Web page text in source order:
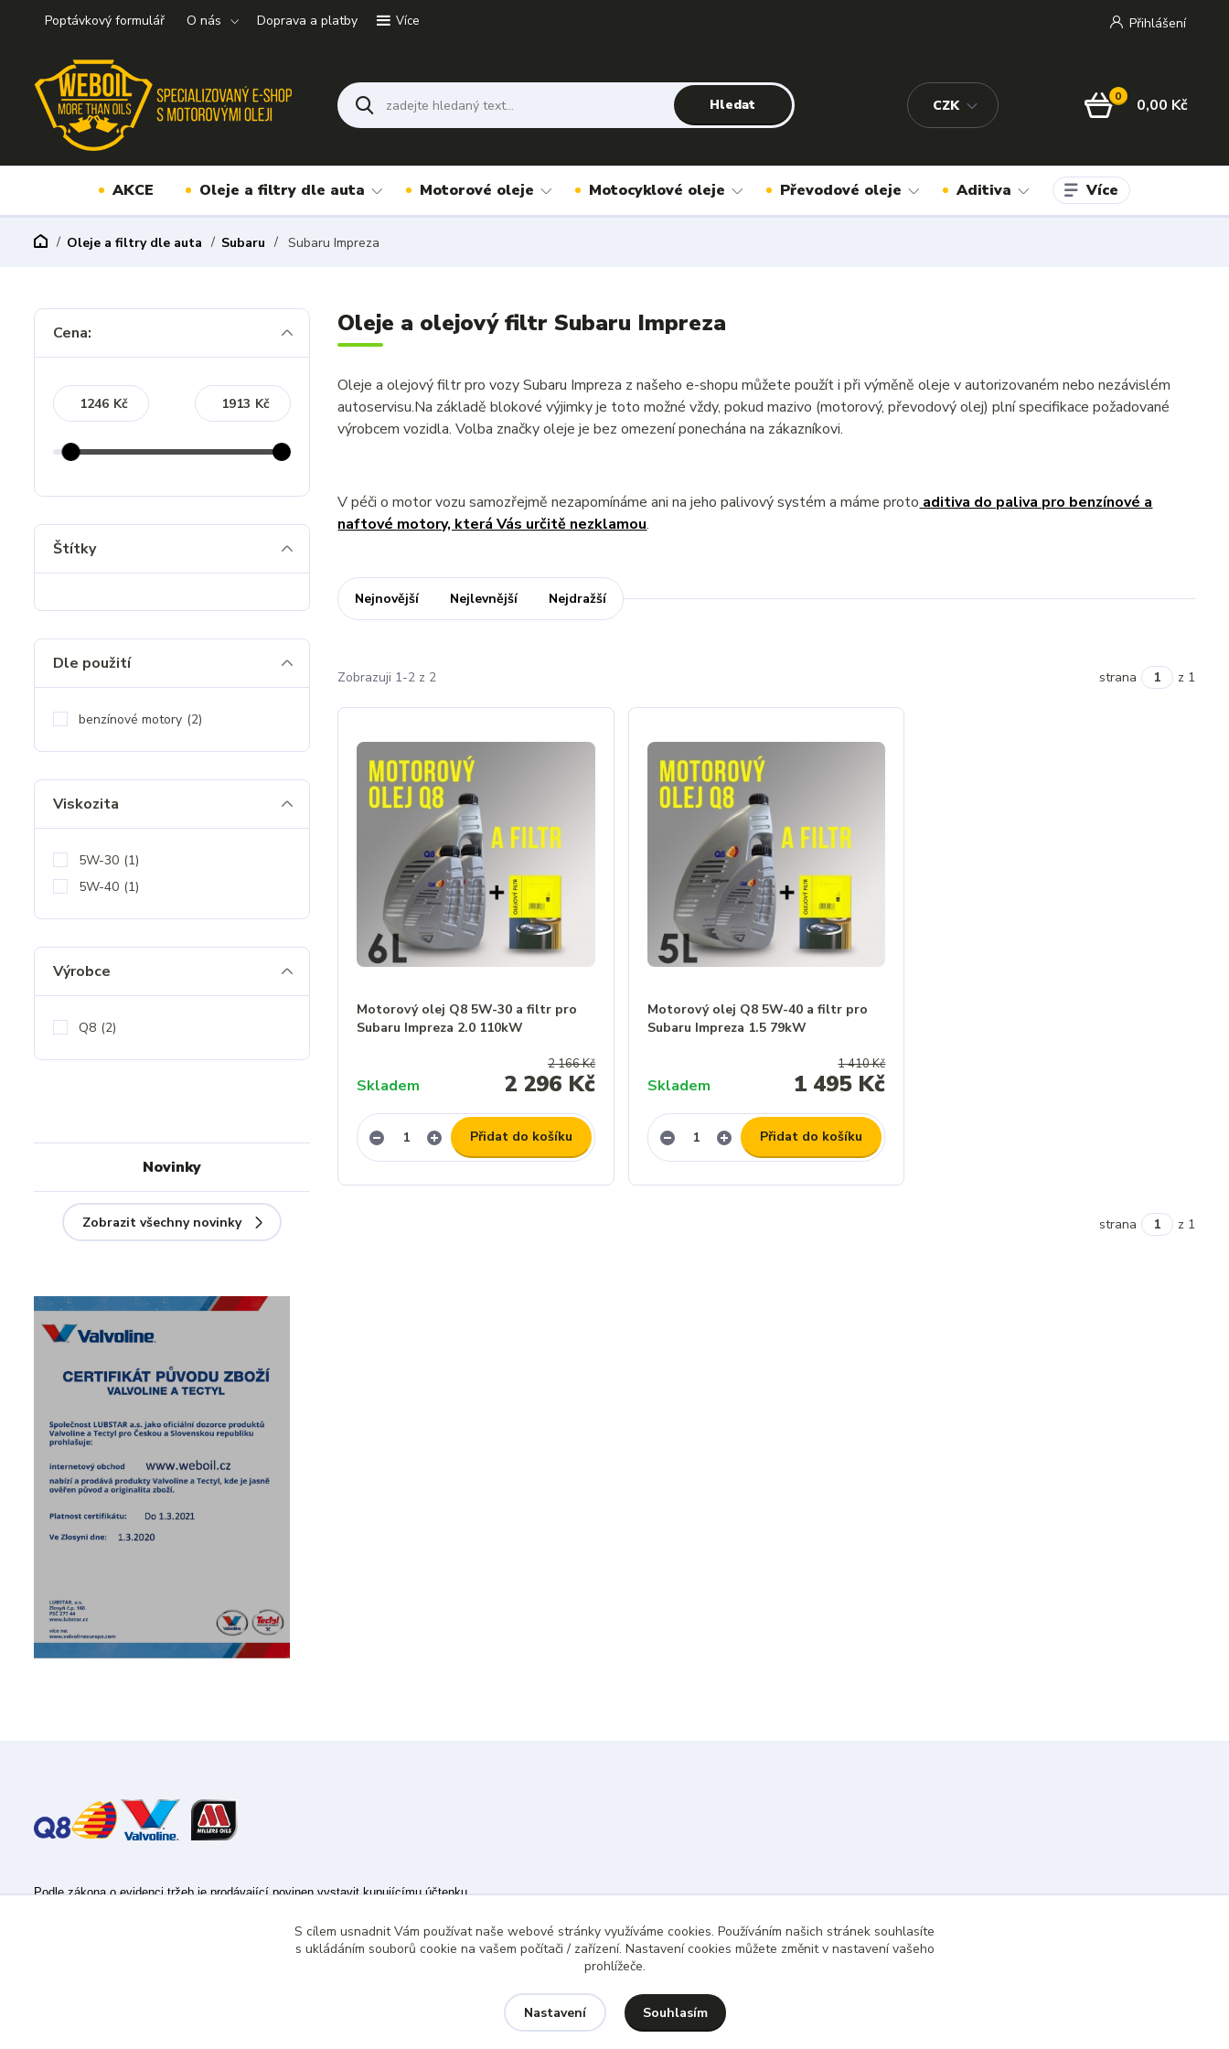
Poptávkový formulář O nás Doprava a platby Více
CZK
Přihlášení
Hledat 0 0,00 Kč
AKCE Oleje a filtry dle auta Motorové oleje Motocyklové oleje Převodové oleje Aditiva Více
Oleje a filtry dle auta Subaru Subaru Impreza
Oleje a olejový filtr Subaru Impreza
Oleje a olejový filtr pro vozy Subaru Impreza z našeho e-shopu můžete použít i při výměně oleje v autorizovaném nebo nezávislém
autoservisu.Na základě blokové výjimky je toto možné vždy, pokud mazivo (motorový, převodový olej) plní specifikace požadované
výrobcem vozidla. Volba značky oleje je bez omezení ponechána na zákazníkovi.
V péči o motor vozu samozřejmě nezapomínáme ani na jeho palivový systém a máme proto aditiva do paliva pro benzínové a
naftové motory, která Vás určitě nezklamou.
Nejnovější Nejlevnější Nejdražší
Zobrazuji 1-2 z 2 strana z 1
Motorový olej Q8 5W-30 a filtr pro
Subaru Impreza 2.0 110kW
2 166 Kč
2 296 Kč
Skladem
Přidat do košíku
Motorový olej Q8 5W-40 a filtr pro
Subaru Impreza 1.5 79kW
1 410 Kč
1 495 Kč
Skladem
Přidat do košíku
strana z 1
Cena:
Kč Kč
Štítky
Dle použití
benzínové motory (2)
Viskozita
5W-30 (1)
5W-40 (1)
Výrobce
Q8 (2)
Novinky
Zobrazit všechny novinky
Podle zákona o evidenci tržeb je prodávající povinen vystavit kupujícímu účtenku.
Zároveň je povinen zaevidovat přijatou tržbu u správce daně online; v případě technického výpadku pak nejpozději do 48 hodin.
S cílem usnadnit Vám používat naše webové stránky využíváme cookies. Používáním našich stránek souhlasíte
s ukládáním souborů cookie na vašem počítači / zařízení. Nastavení cookies můžete změnit v nastavení vašeho
prohlížeče.
Nastavení Souhlasím